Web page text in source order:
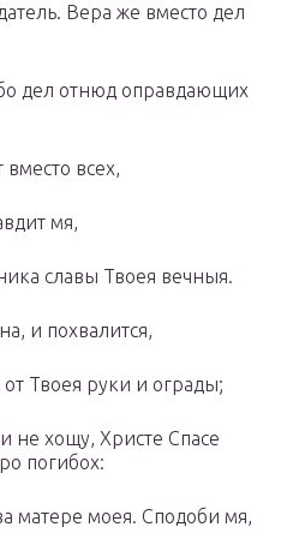
Вера же вместо дел
дел отнюд оправдающих
всех,
мя,
славы Твоея вечныя.
и похвалится,
Твоея руки и ограды;
не хощу, Христе Спасе
погибох:
матере моея. Сподоби мя,